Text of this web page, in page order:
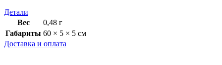
Детали
Вес
0,48 г
Габариты 60 × 5 × 5 см
Доставка и оплата